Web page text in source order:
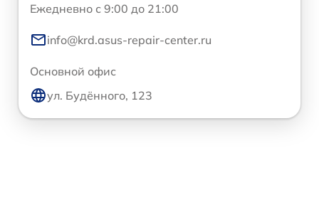
Ежедневно с 9:00 до 21:00
info@krd.asus-repair-center.ru
Основной офис
ул. Будённого, 123